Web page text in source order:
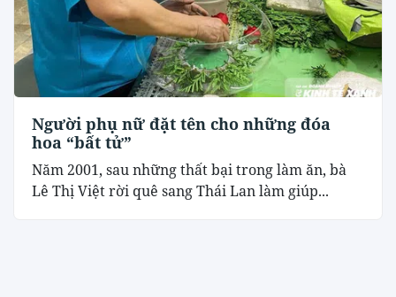
Người phụ nữ đặt tên cho những đóa
hoa “bất tử”
Năm 2001, sau những thất bại trong làm ăn, bà
Lê Thị Việt rời quê sang Thái Lan làm giúp...